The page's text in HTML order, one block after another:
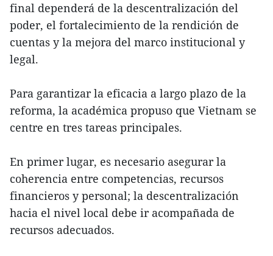
final dependerá de la descentralización del
poder, el fortalecimiento de la rendición de
cuentas y la mejora del marco institucional y
legal.
Para garantizar la eficacia a largo plazo de la
reforma, la académica propuso que Vietnam se
centre en tres tareas principales.
En primer lugar, es necesario asegurar la
coherencia entre competencias, recursos
financieros y personal; la descentralización
hacia el nivel local debe ir acompañada de
recursos adecuados.